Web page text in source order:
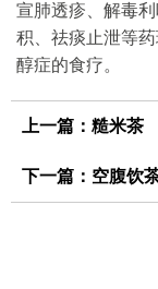
宣肺透疹、解毒
积、祛痰止泄等
醇症的食疗。
上一篇： 糙米茶
下一篇： 空腹饮